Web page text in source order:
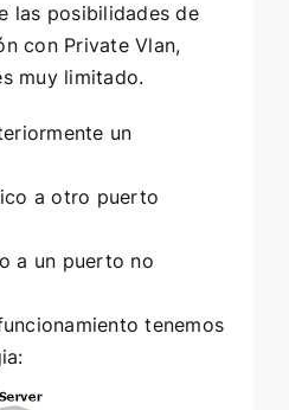
las posibilidades de
con Private Vlan,
muy limitado.
un
a otro puerto
a un puerto no
tenemos